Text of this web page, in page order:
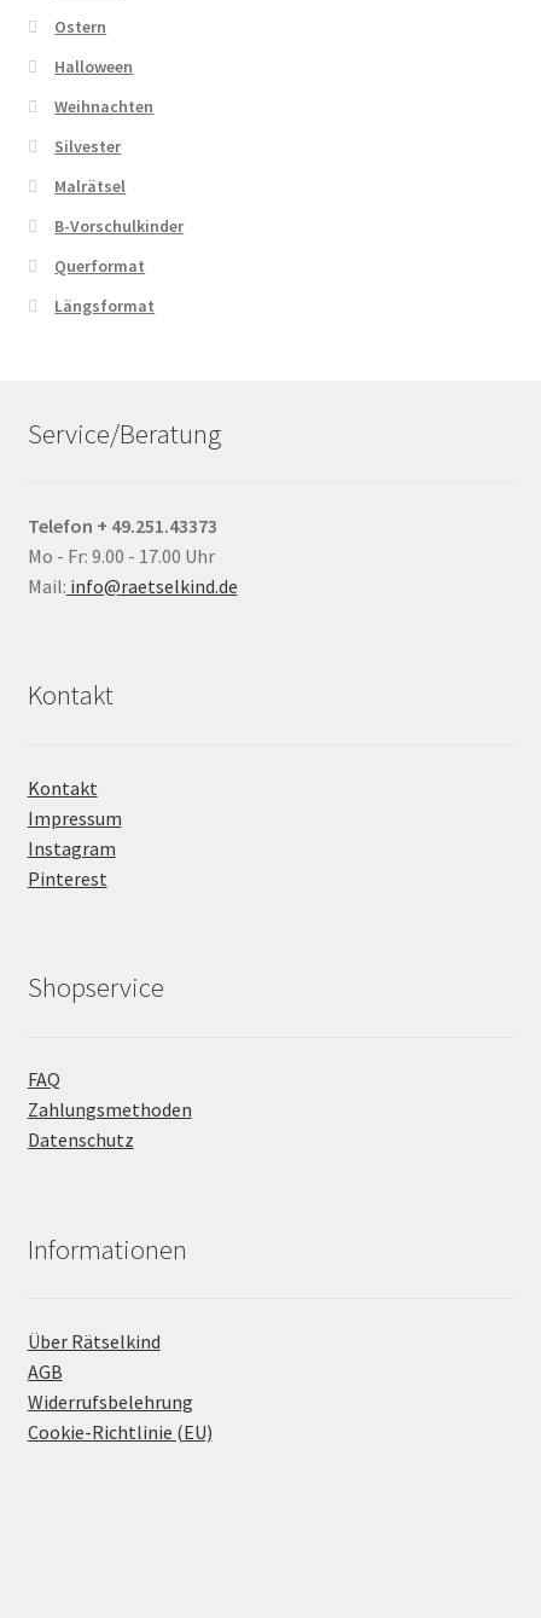
Ostern
Halloween
Weihnachten
Silvester
Malrätsel
B-Vorschulkinder
Querformat
Längsformat
Service/Beratung
Telefon + 49.251.43373
Mo - Fr: 9.00 - 17.00 Uhr
Mail: info@raetselkind.de
Kontakt
Kontakt
Impressum
Instagram
Pinterest
Shopservice
FAQ
Zahlungsmethoden
Datenschutz
Informationen
Über Rätselkind
AGB
Widerrufsbelehrung
Cookie-Richtlinie (EU)